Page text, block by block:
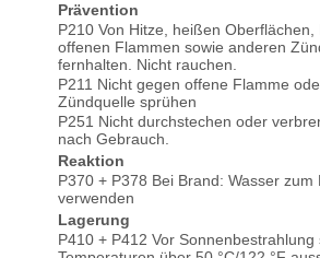
Prävention
P210 Von Hitze, heißen Oberflächen,
offenen Flammen sowie anderen
fernhalten. Nicht rauchen.
P211 Nicht gegen offene Flamme
Zündquelle sprühen
P251 Nicht durchstechen oder
nach Gebrauch.
Reaktion
P370 + P378 Bei Brand: Wasser zum
verwenden
Lagerung
P410 + P412 Vor
24.11.2025
Sehr gutes